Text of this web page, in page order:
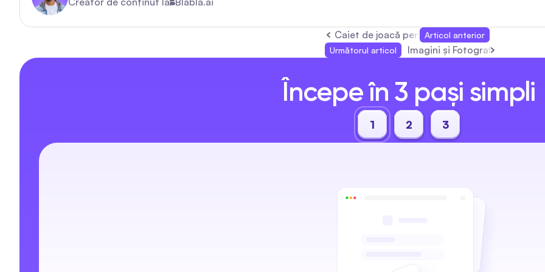
Caiet de joacă pentru imagini gratuite: Ghid
Articol anterior
Următorul articol
Imagini și Fotografii Gratuite:
Începe în 3 pași simpli
1 2 3